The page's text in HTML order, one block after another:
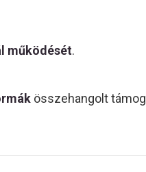
működését.
összehangolt